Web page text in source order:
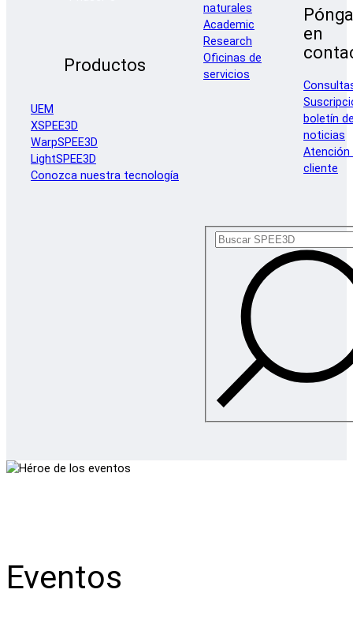
Productos
UEM
XSPEE3D
WarpSPEE3D
LightSPEE3D
Conozca nuestra tecnología
naturales
Academic
Research
Oficinas de
servicios
en
boletín
noticias
Atención
cliente
Eventos